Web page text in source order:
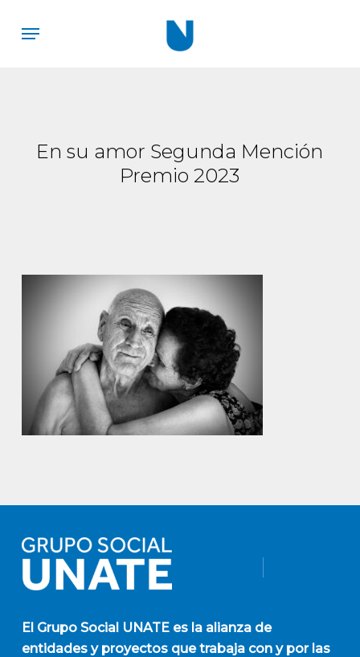
Menu
En su amor Segunda Mención
Premio 2023
El Grupo Social UNATEes la alianza de
entidades y proyectos que trabaja con y por las